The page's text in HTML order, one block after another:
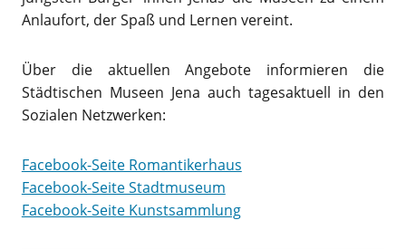
Anlaufort, der Spaß und Lernen vereint.
Über die aktuellen Angebote informieren die
Städtischen Museen Jena auch tagesaktuell in den
Sozialen Netzwerken:
Facebook-Seite Romantikerhaus
Facebook-Seite Stadtmuseum
Facebook-Seite Kunstsammlung